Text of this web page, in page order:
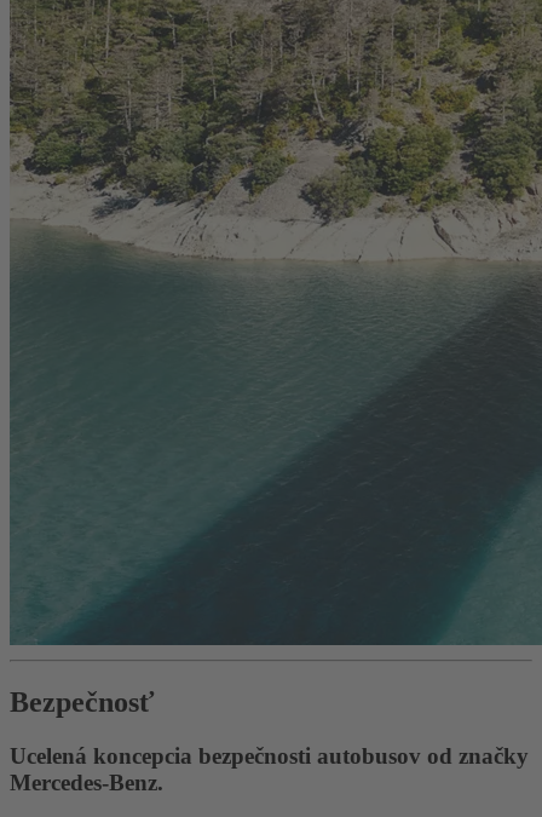
Bezpečnosť
Ucelená koncepcia bezpečnosti autobusov od značky
Mercedes-Benz.